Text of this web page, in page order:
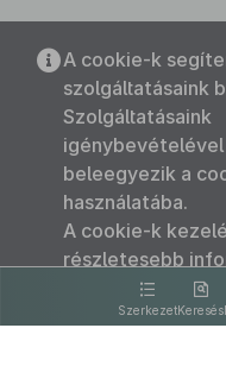
SzerkezetKeresés
A cookie-k
szolgáltatásaink
Szolgáltatásaink
igénybevételével
beleegyezik a
használatába.
A cookie-k
részletesebb
kattintva olvashat.